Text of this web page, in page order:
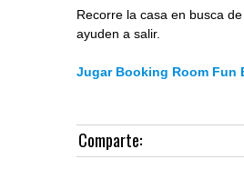
Recorre la casa en busca
ayuden a salir.
Jugar Booking Room Fun
Comparte: